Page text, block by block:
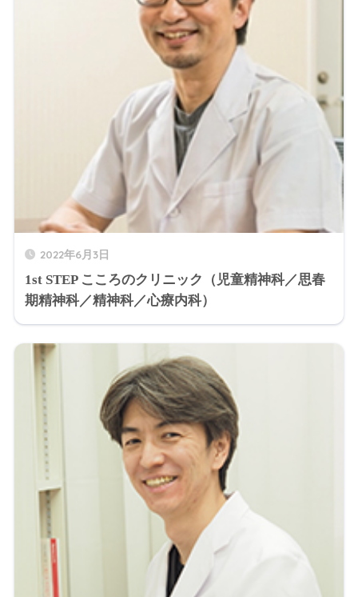
2022年6月3日
1st STEP こころのクリニック（児童精神科／思春
期精神科／精神科／心療内科）